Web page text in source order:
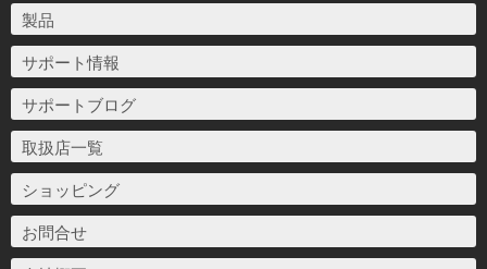
製品
サポート情報
サポートブログ
取扱店一覧
ショッピング
お問合せ